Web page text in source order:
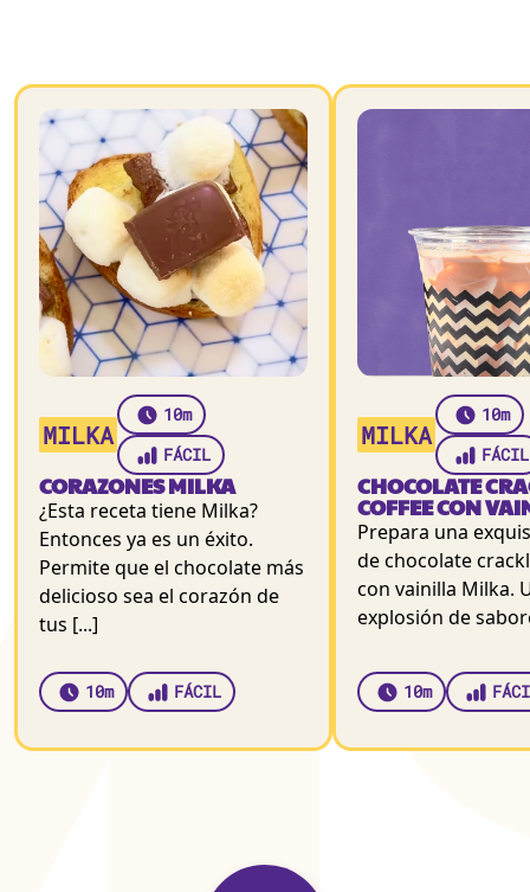
MILKA
10m
FÁCIL
CORAZONES MILKA
¿Esta receta tiene Milka?
Entonces ya es un éxito.
Permite que el chocolate más
delicioso sea el corazón de
tus [...]
10m FÁCIL
MILKA
10m
FÁCIL
CHOCOLATE
COFFEE CON
Prepara una
de chocolate
con vainilla Milka.
explosión de
10m